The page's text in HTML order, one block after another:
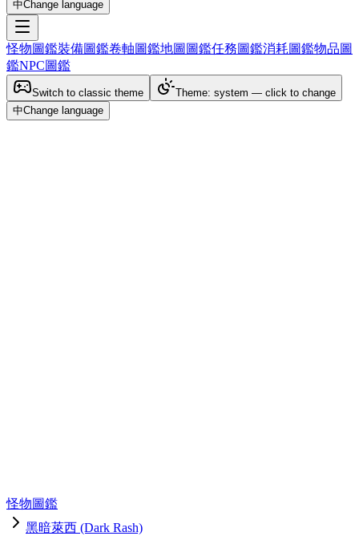
中Change language
怪物圖鑑裝備圖鑑卷軸圖鑑地圖圖鑑任務圖鑑消耗圖鑑物品圖
鑑NPC圖鑑
Switch to classic theme
Theme: system — click to change
中Change language
怪物圖鑑
黑暗萊西 (Dark Rash)